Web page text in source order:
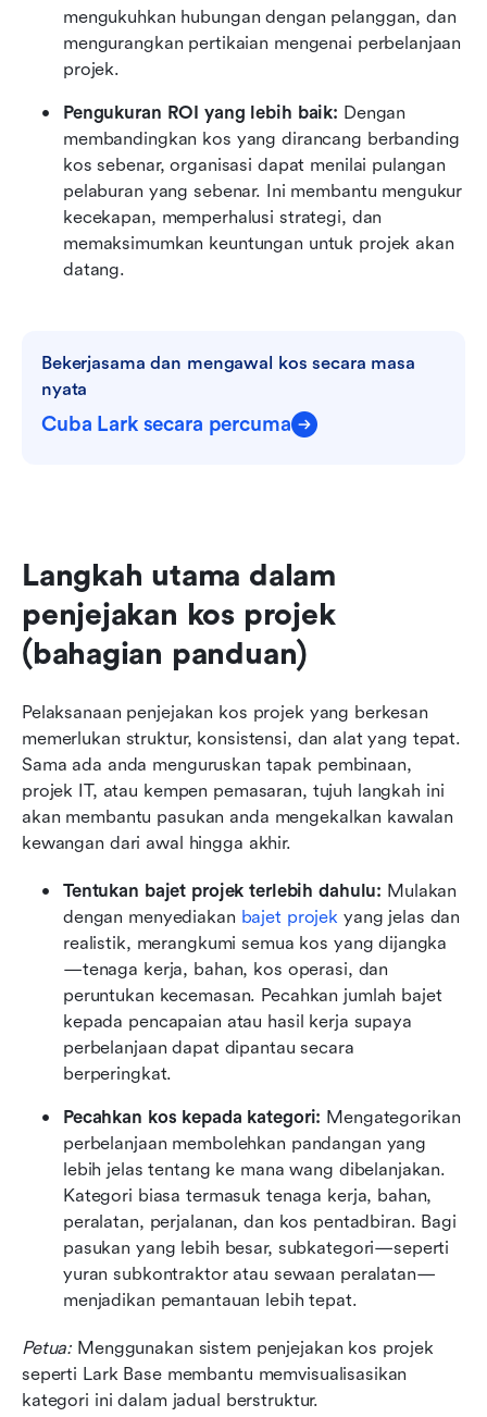
mengukuhkan hubungan dengan pelanggan, dan
mengurangkan pertikaian mengenai perbelanjaan
projek.
Pengukuran ROI yang lebih baik: Dengan
membandingkan kos yang dirancang berbanding
kos sebenar, organisasi dapat menilai pulangan
pelaburan yang sebenar. Ini membantu mengukur
kecekapan, memperhalusi strategi, dan
memaksimumkan keuntungan untuk projek akan
datang.
Bekerjasama dan mengawal kos secara masa
nyata
Cuba Lark secara percuma
Langkah utama dalam
penjejakan kos projek
(bahagian panduan)
Pelaksanaan penjejakan kos projek yang berkesan
memerlukan struktur, konsistensi, dan alat yang tepat.
Sama ada anda menguruskan tapak pembinaan,
projek IT, atau kempen pemasaran, tujuh langkah ini
akan membantu pasukan anda mengekalkan kawalan
kewangan dari awal hingga akhir.
Tentukan bajet projek terlebih dahulu: Mulakan
dengan menyediakan bajet projek yang jelas dan
realistik, merangkumi semua kos yang dijangka
—tenaga kerja, bahan, kos operasi, dan
peruntukan kecemasan. Pecahkan jumlah bajet
kepada pencapaian atau hasil kerja supaya
perbelanjaan dapat dipantau secara
berperingkat.
Pecahkan kos kepada kategori: Mengategorikan
perbelanjaan membolehkan pandangan yang
lebih jelas tentang ke mana wang dibelanjakan.
Kategori biasa termasuk tenaga kerja, bahan,
peralatan, perjalanan, dan kos pentadbiran. Bagi
pasukan yang lebih besar, subkategori—seperti
yuran subkontraktor atau sewaan peralatan—
menjadikan pemantauan lebih tepat.
Petua: Menggunakan sistem penjejakan kos projek
seperti Lark Base membantu memvisualisasikan
kategori ini dalam jadual berstruktur.